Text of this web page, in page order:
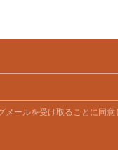
メールを受け取ることに同